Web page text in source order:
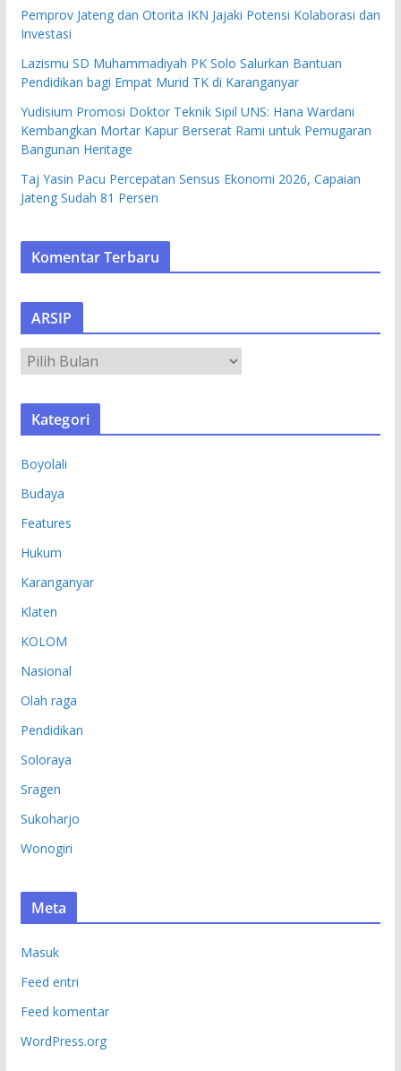
Pemprov Jateng dan Otorita IKN Jajaki Potensi Kolaborasi dan
Investasi
Lazismu SD Muhammadiyah PK Solo Salurkan Bantuan
Pendidikan bagi Empat Murid TK di Karanganyar
Yudisium Promosi Doktor Teknik Sipil UNS: Hana Wardani
Kembangkan Mortar Kapur Berserat Rami untuk Pemugaran
Bangunan Heritage
Taj Yasin Pacu Percepatan Sensus Ekonomi 2026, Capaian
Jateng Sudah 81 Persen
Komentar Terbaru
ARSIP
R
S
Kategori
Boyolali
Budaya
Features
Hukum
Karanganyar
Klaten
KOLOM
Nasional
Olah raga
Pendidikan
Soloraya
Sragen
Sukoharjo
Wonogiri
Meta
Masuk
Feed entri
Feed komentar
WordPress.org